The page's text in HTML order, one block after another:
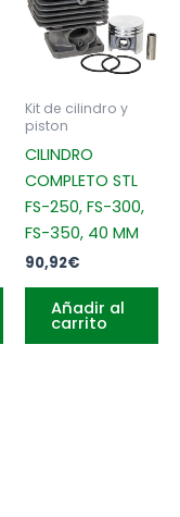
Kit de cilindro y
piston
CILINDRO
COMPLETO STL
FS-250, FS-300,
FS-350, 40 MM
90,92€
Añadir al
carrito